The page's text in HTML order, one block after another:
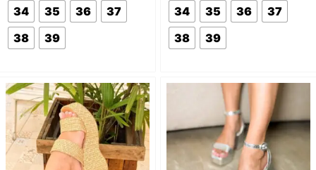
34 35 36
37
38
39
34 35 36
37
38
39